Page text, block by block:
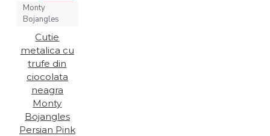
Monty
Bojangles
Cutie
metalica cu
trufe din
ciocolata
neagra
Monty
Bojangles
Persian Pink